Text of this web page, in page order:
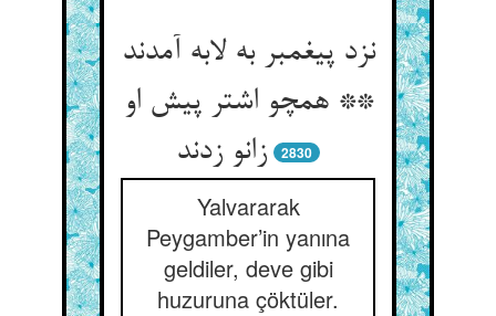
نزد پیغمبر به لابه آمدند
** همچو اشتر پیش او
زانو زدند
2830
Yalvararak
Peygamber’in yanına
geldiler, deve gibi
huzuruna çöktüler.